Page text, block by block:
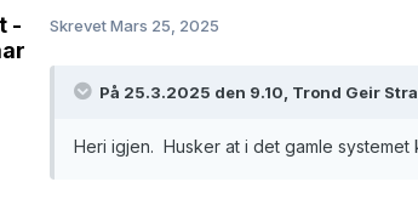
-
SkrevetMars 25, 2025
På 25.3.2025 den 9.10, Trond Geir
Heri igjen. Husker at i det gamle